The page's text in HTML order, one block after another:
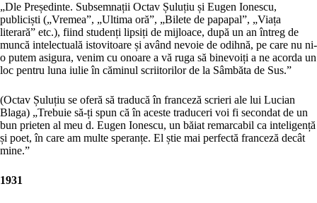
„Dle Președinte. Subsemnații Octav Șuluțiu și Eugen Ionescu,
publiciști („Vremea”, „Ultima oră”, „Bilete de papapal”, „Viața
literară” etc.), fiind studenți lipsiți de mijloace, după un an întreg de
muncă intelectuală istovitoare și având nevoie de odihnă, pe care nu ni-
o putem asigura, venim cu onoare a vă ruga să binevoiți a ne acorda un
loc pentru luna iulie în căminul scriitorilor de la Sâmbăta de Sus.”
(Octav Șuluțiu se oferă să traducă în franceză scrieri ale lui Lucian
Blaga) „Trebuie să-ți spun că în aceste traduceri voi fi secondat de un
bun prieten al meu d. Eugen Ionescu, un băiat remarcabil ca inteligență
și poet, în care am multe speranțe. El știe mai perfectă franceză decât
mine.”
1931